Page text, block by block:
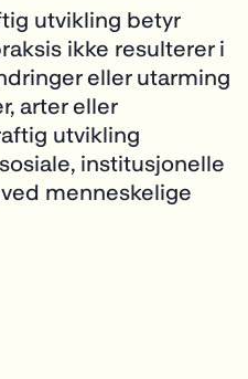
utvikling betyr
ikke resulterer i
eller utarming
arter eller
utvikling
institusjonelle
menneskelige